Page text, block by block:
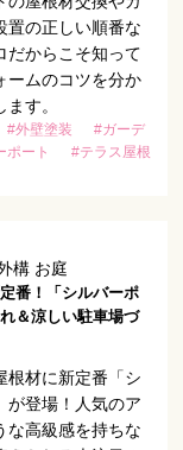
置の正しい順番な
だからこそ知って
ームのコツを分か
す。
#外壁塗装
#ガーデ
ポート
#テラス屋根
構 お庭
番！「シルバーポ
＆涼しい駐車場づ
根材に新定番「シ
が登場！人気のア
な高級感を持ちな